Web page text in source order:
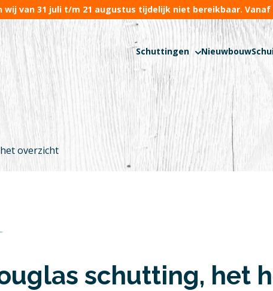
wij van 31 juli t/m 21 augustus tijdelijk niet bereikbaar.
Schuttingen Nieuwbouw
overzicht
schutting, het